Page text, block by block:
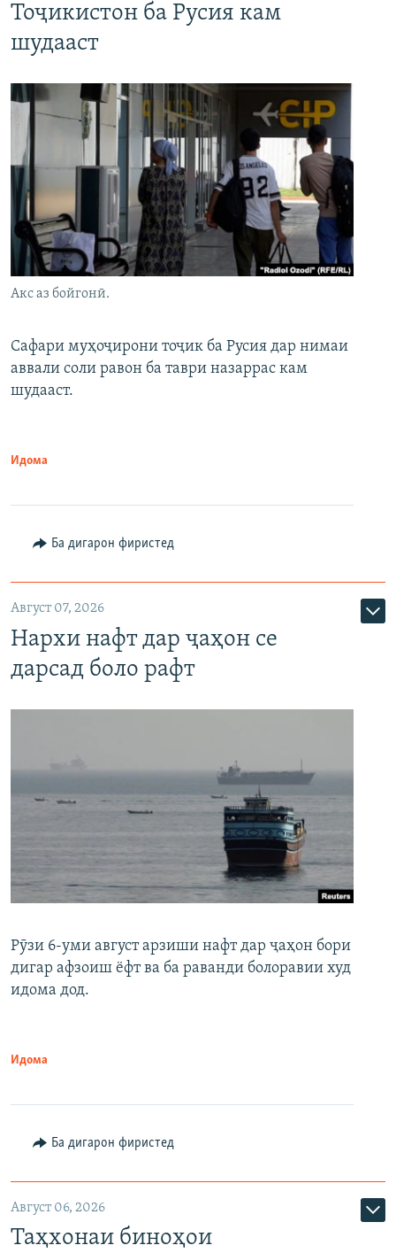
Тоҷикистон ба Русия кам
шудааст
Акс аз бойгонӣ.
Сафари муҳоҷирони тоҷик ба Русия дар нимаи
аввали соли равон ба таври назаррас кам
шудааст.
Идома
Ба дигарон фиристед
Август 07, 2026
Нархи нафт дар ҷаҳон се
дарсад боло рафт
Рӯзи 6-уми август арзиши нафт дар ҷаҳон бори
дигар афзоиш ёфт ва ба раванди болоравии худ
идома дод.
Идома
Ба дигарон фиристед
Август 06, 2026
Таҳхонаи биноҳои